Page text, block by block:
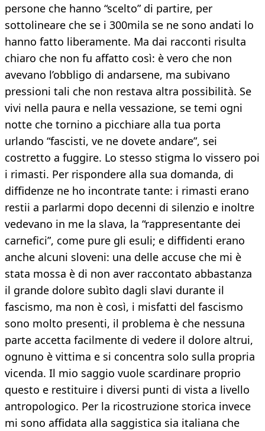
persone che hanno “scelto” di partire, per
sottolineare che se i 300mila se ne sono andati lo
hanno fatto liberamente. Ma dai racconti risulta
chiaro che non fu affatto così: è vero che non
avevano l’obbligo di andarsene, ma subivano
pressioni tali che non restava altra possibilità. Se
vivi nella paura e nella vessazione, se temi ogni
notte che tornino a picchiare alla tua porta
urlando “fascisti, ve ne dovete andare”, sei
costretto a fuggire. Lo stesso stigma lo vissero poi
i rimasti. Per rispondere alla sua domanda, di
diffidenze ne ho incontrate tante: i rimasti erano
restii a parlarmi dopo decenni di silenzio e inoltre
vedevano in me la slava, la “rappresentante dei
carnefici”, come pure gli esuli; e diffidenti erano
anche alcuni sloveni: una delle accuse che mi è
stata mossa è di non aver raccontato abbastanza
il grande dolore subìto dagli slavi durante il
fascismo, ma non è così, i misfatti del fascismo
sono molto presenti, il problema è che nessuna
parte accetta facilmente di vedere il dolore altrui,
ognuno è vittima e si concentra solo sulla propria
vicenda. Il mio saggio vuole scardinare proprio
questo e restituire i diversi punti di vista a livello
antropologico. Per la ricostruzione storica invece
mi sono affidata alla saggistica sia italiana che